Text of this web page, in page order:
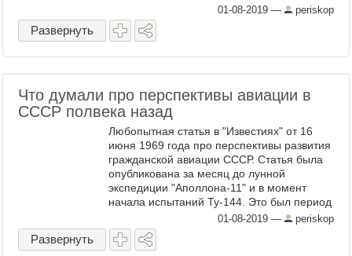
впервые прямой поезд прошёл по
маршруту Дар-эс-Салам (Танзания,
Индийский океан) - ...
01-08-2019 — periskop
Развернуть
Что думали про перспективы авиации в
СССР полвека назад
Любопытная статья в "Известиях" от 16
июня 1969 года про перспективы развития
гражданской авиации СССР. Статья была
опубликована за месяц до лунной
экспедиции "Аполлона-11" и в момент
начала испытаний Ту-144. Это был период
бурного развития технического прогресса в
мире - ещё до момента ...
01-08-2019 — periskop
Развернуть